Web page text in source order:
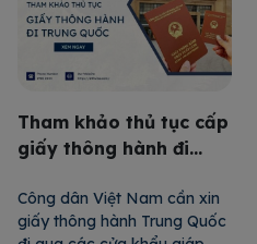
gia hạn Visa cho người Hàn
Quốc, bao gồm các loại Visa
Tham khảo thủ tục cấp
giấy thông hành đi
Công dân Việt Nam cần xin
giấy thông hành Trung Quốc